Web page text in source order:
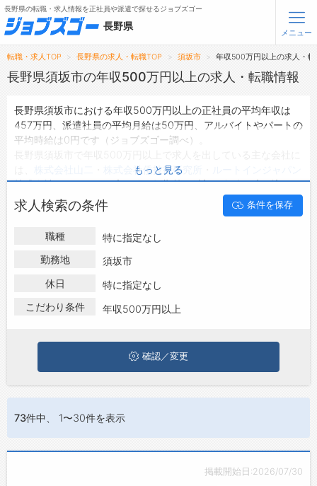
無料会員登録 ログイン
メニュー
トップ
タップで簡単に求人を探す
【初めての方へ】
長野県の求人検索で選ばれる理由
転職支援サービス
お問い合わせ
よくあるご質問
長野県の転職・求人情報を正社員や派遣で探せるジョブズゴー
長野県
メニュー
転職・求人TOP 長野県の求人・転職TOP 須坂市 年収500万円以上の求人・転
長野県須坂市の年収500万円以上の求人・転職情報
長野県須坂市における年収500万円以上の正社員の平均年収は
457万円、派遣社員の平均月給は50万円、アルバイトやパートの
平均時給は0円です（ジョブズゴー調べ）。
株式会社倭技術研究所
株式会社などがあり、未経験や短期等ご希望の条件で絞り込みが
できます。
長野県須坂市の地域密着型の求人サイトであるジョブズゴーでは
長野県須坂市の求人情報を47件取り扱っており、そのうち
員の求人は44件、 派遣社員の求人
は0件です。
第二新卒から50代・60代以上の方の再就職も可能です。 長野県
須坂市で年収500万円以上の求人・転職情報を探している方は、
ぜひ興味のある職種に応募してみてくださいね。
もっと見る
求人検索の条件 条件を保存
職種
特に指定なし
勤務地
須坂市
休日
特に指定なし
こだわり条件
年収500万円以上
確認／変更
73件中、 1〜30件を表示
掲載開始日:2026/07/30